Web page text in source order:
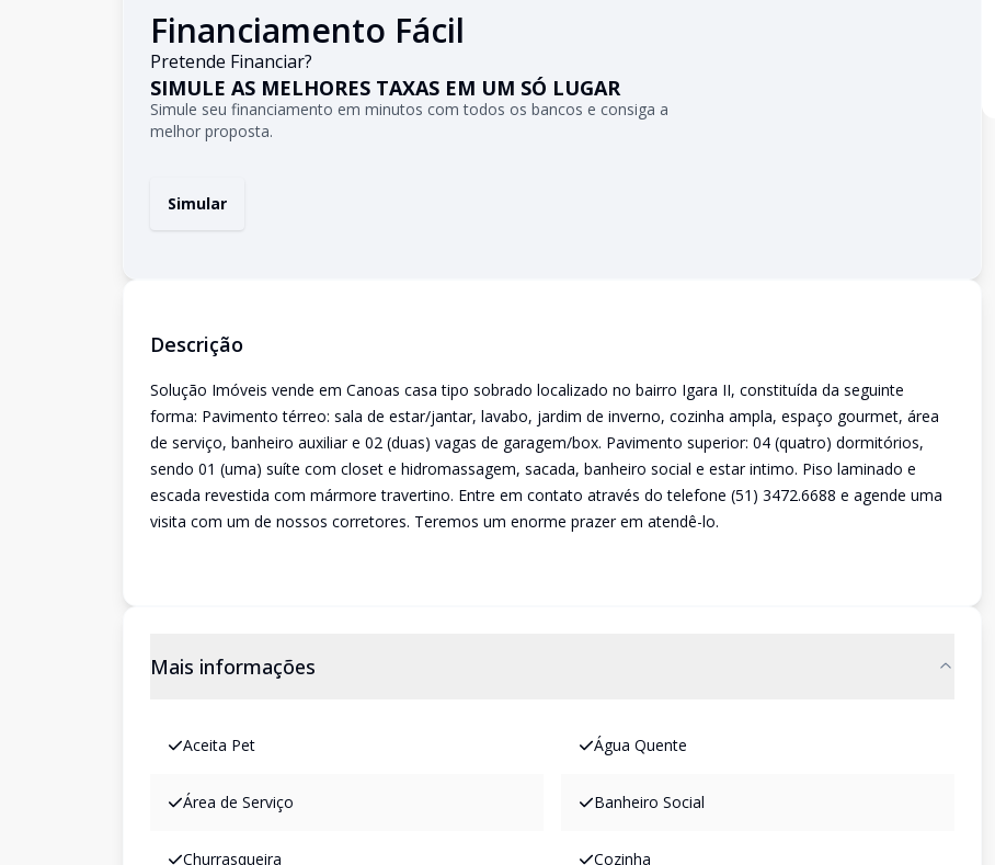
Financiamento Fácil
Pretende Financiar?
SIMULE AS MELHORES TAXAS EM UM SÓ LUGAR
Simule seu financiamento em minutos com todos os bancos e consiga a
melhor proposta.
Simular
Descrição
Solução Imóveis vende em Canoas casa tipo sobrado localizado no bairro Igara II, constituída da seguinte
forma: Pavimento térreo: sala de estar/jantar, lavabo, jardim de inverno, cozinha ampla, espaço gourmet, área
de serviço, banheiro auxiliar e 02 (duas) vagas de garagem/box. Pavimento superior: 04 (quatro) dormitórios,
sendo 01 (uma) suíte com closet e hidromassagem, sacada, banheiro social e estar intimo. Piso laminado e
escada revestida com mármore travertino. Entre em contato através do telefone (51) 3472.6688 e agende uma
visita com um de nossos corretores. Teremos um enorme prazer em atendê-lo.
Mais informações
Aceita Pet Água Quente
Área de Serviço Banheiro Social
Churrasqueira Cozinha